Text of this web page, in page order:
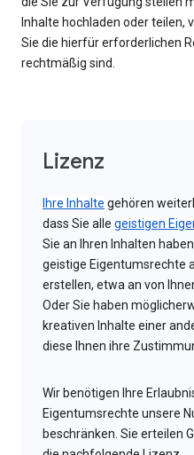
Inhalte hochladen oder teilen,
Sie die hierfür erforderlichen
rechtmäßig sind.
Lizenz
Ihre Inhalte gehören
dass Sie alle geistigen
Sie an Ihren Inhalten
geistige Eigentumsrechte
erstellen, etwa an von
Oder Sie haben
kreativen Inhalte einer
diese Ihnen ihre
Wir benötigen Ihre
Eigentumsrechte unsere
beschränken. Sie erteilen